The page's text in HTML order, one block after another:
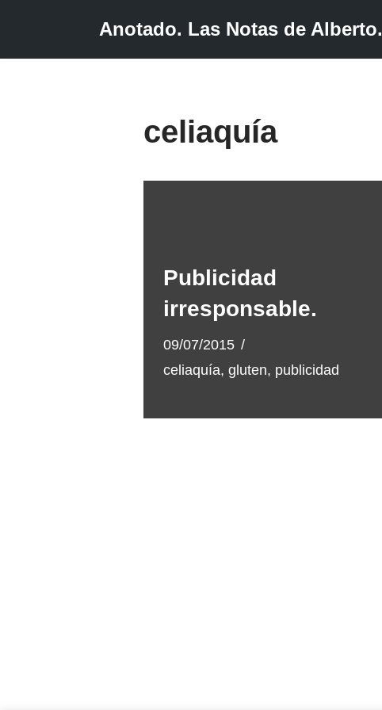
Anotado. Las Notas de Alberto.
celiaquía
Publicidad
irresponsable.
09/07/2015
celiaquía, gluten, publicidad